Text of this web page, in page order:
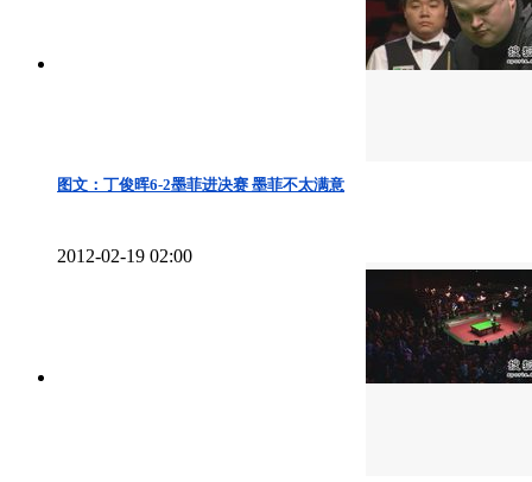
图文：丁俊晖6-2墨菲进决赛 墨菲不太满意
2012-02-19 02:00